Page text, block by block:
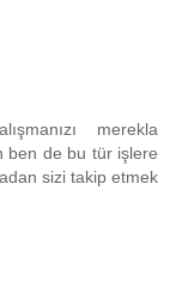
merekla
ben de bu tür işlere
sizi takip etmek